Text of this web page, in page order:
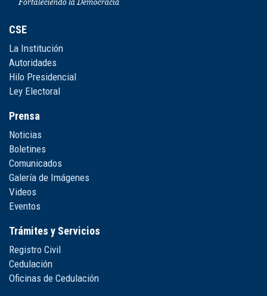
CSE
La Institución
Autoridades
Hilo Presidencial
Ley Electoral
Prensa
Noticias
Boletines
Comunicados
Galería de Imágenes
Videos
Eventos
Trámites y Servicios
Registro Civil
Cedulación
Oficinas de Cedulación